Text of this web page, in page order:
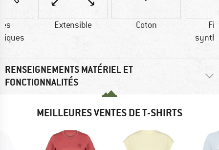
Extensible Coton
RENSEIGNEMENTS MATÉRIEL ET
FONCTIONNALITÉS
MEILLEURES VENTES DE T-SHIRTS